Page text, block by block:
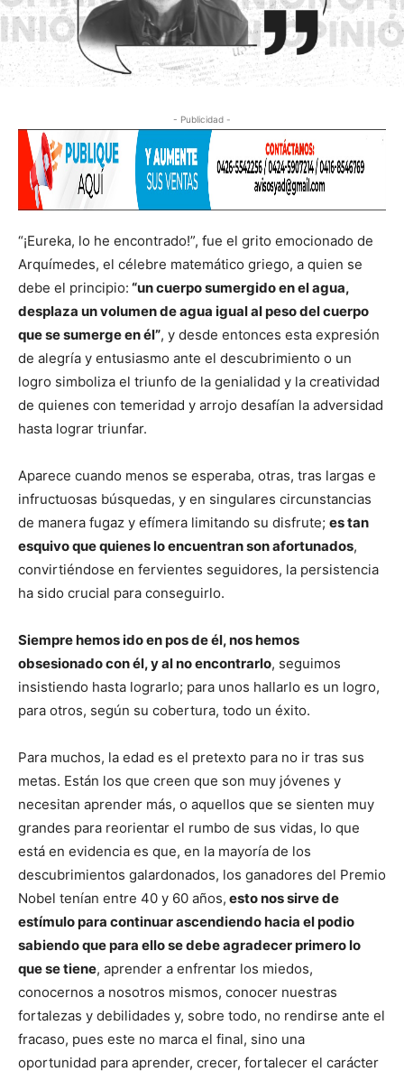
- Publicidad -
“¡Eureka, lo he encontrado!”, fue el grito emocionado de
Arquímedes, el célebre matemático griego, a quien se
debe el principio: “un cuerpo sumergido en el agua,
desplaza un volumen de agua igual al peso del cuerpo
que se sumerge en él”, y desde entonces esta expresión
de alegría y entusiasmo ante el descubrimiento o un
logro simboliza el triunfo de la genialidad y la creatividad
de quienes con temeridad y arrojo desafían la adversidad
hasta lograr triunfar.
Aparece cuando menos se esperaba, otras, tras largas e
infructuosas búsquedas, y en singulares circunstancias
de manera fugaz y efímera limitando su disfrute; es tan
esquivo que quienes lo encuentran son afortunados,
convirtiéndose en fervientes seguidores, la persistencia
ha sido crucial para conseguirlo.
Siempre hemos ido en pos de él, nos hemos
obsesionado con él, y al no encontrarlo, seguimos
insistiendo hasta lograrlo; para unos hallarlo es un logro,
para otros, según su cobertura, todo un éxito.
Para muchos, la edad es el pretexto para no ir tras sus
metas. Están los que creen que son muy jóvenes y
necesitan aprender más, o aquellos que se sienten muy
grandes para reorientar el rumbo de sus vidas, lo que
está en evidencia es que, en la mayoría de los
descubrimientos galardonados, los ganadores del Premio
Nobel tenían entre 40 y 60 años, esto nos sirve de
estímulo para continuar ascendiendo hacia el podio
sabiendo que para ello se debe agradecer primero lo
que se tiene, aprender a enfrentar los miedos,
conocernos a nosotros mismos, conocer nuestras
fortalezas y debilidades y, sobre todo, no rendirse ante el
fracaso, pues este no marca el final, sino una
oportunidad para aprender, crecer, fortalecer el carácter